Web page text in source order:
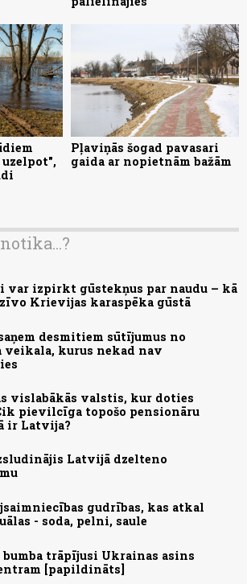
Pļaviņās šogad pavasari
gaida ar nopietnām bažām
var izpirkt gūstekņus par naudu – kā
Krievijas karaspēka gūstā
desmitiem sūtījumus no
kurus nekad nav
vislabākās valstis, kur doties
pievilcīga topošo pensionāru
ir Latvija?
Latvijā dzelteno
gudrības, kas atkal
- soda, pelni, saule
trāpījusi Ukrainas asins
[papildināts]